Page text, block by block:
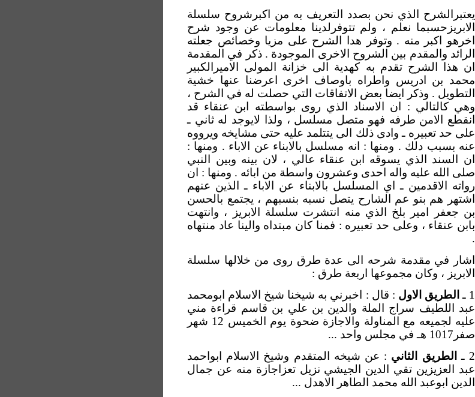
يعتبرالشرح الذي نحن بصدد التعريف به من اكبرشروح سلسلة
الابريزحسبما نعلم ، ولم تتوفرلدينا معلومات عن وجود شرح
اخرهو اكبر منه . وتوفر هدا الشرح على مزيا وخصائص جعلته
الرائد والمقدم بين الشروح الاخرى الموجودة . ذكر في المقدمة
ان هذا الشرح تقدم به كهدية الى خزانة المولى الاميرالكبير
محمد بن ادريس واطراه باوصاف اخرى اعرضنا عنها خشية
التطويل . وذكر ايضا بعض الاتفاقات التي حصلت له في الشرح ،
وهي كالتالي : ان الاسناد الذي روى بواسطته ابن عنقاء قد
انقطع الامن طرفه فهو متصل مسلسل ، ولذا لايوجد له ثاني ـ
على حد تعبيره ـ وادى ذلك الى يتتلمد عليه حتى مشايخه ويرووه
عنه بسبب دلك . ومنها : انه مسلسل بالابناء عن الاباء . ومنها :
ان السند الذي يسوقه ابن عنقاء عالي ، لان بينه وبين النبي
صلى الله عليه واله احدى وعشرون واسطة من ابائه . ومنها : ان
رواته الاقدمين ـ اي المسلسل بالابناء عن الاباء ـ الذين عنهم
اشتهر هم بنو عم الشارح يتصل نسبه بنسبهم ، يجتمع بالحسن
بن جعفر امير بلخ الذي منه انتشرت سلسلة الابريز ، وانتهت
بابن عنقاء ، وعلى حد تعبيره : فمنا كان مبتداه والينا عاد منتهاه
.
اشار في مقدمة شرحه الى عدة طرق روى من خلالها سلسلة
الابريز ، وكان مجموعها اربعة طرق :
1 ـ
الطريق الاول : قال : اخبرني به شيخنا شيخ الاسلام ابومحمد
عبد اللطيف سراج الملة والدين بن علي بن قاسم قراءة مني
عليه لجميعه مع المناولة والاجازة ضحوة يوم الخميس 12 شهر
صفر1017 هـ في مجلس واحد ...
2 ـ
الطريق الثاني : عن شيخه المتقدم وشيخ الاسلام ابواحمد
عبد العزيزين تقي الدين الجيشي نزيل تعزاجازة منه عن جمال
الدين ابوعبد الله محمد الطاهر الاهدل ...